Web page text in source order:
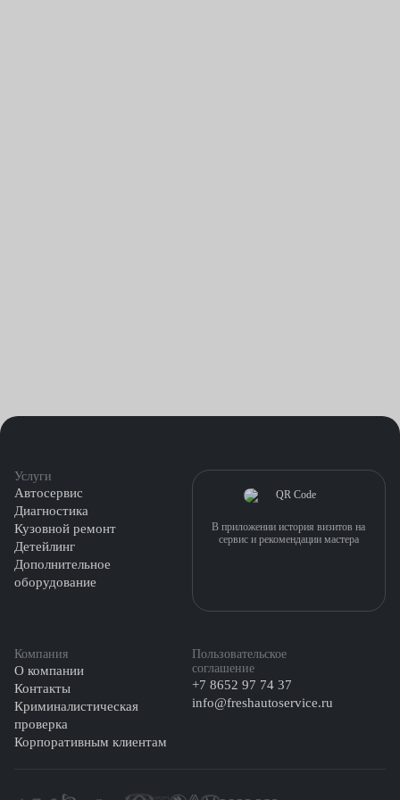
Услуги
Автосервис
Диагностика
Кузовной ремонт
Детейлинг
Дополнительное
оборудование
Компания
О компании
Контакты
Криминалистическая
проверка
Корпоративным клиентам
Пользовательское
соглашение
+7 8652 97 74 37
info@freshautoservice.ru
В приложении история визитов на
сервис и рекомендации мастера